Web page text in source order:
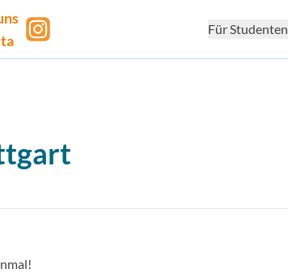
Für Studenten